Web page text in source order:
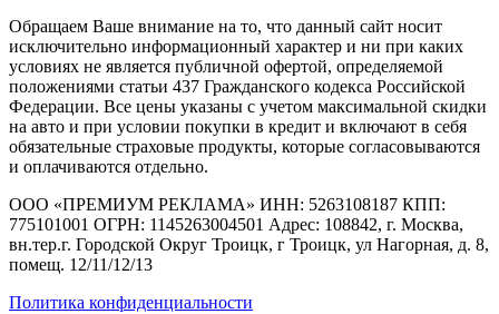
Обращаем Ваше внимание на то, что данный сайт носит
исключительно информационный характер и ни при каких
условиях не является публичной офертой, определяемой
положениями статьи 437 Гражданского кодекса Российской
Федерации. Все цены указаны с учетом максимальной скидки
на авто и при условии покупки в кредит и включают в себя
обязательные страховые продукты, которые согласовываются
и оплачиваются отдельно.
ООО «ПРЕМИУМ РЕКЛАМА» ИНН: 5263108187 КПП:
775101001 ОГРН: 1145263004501 Адрес: 108842, г. Москва,
вн.тер.г. Городской Округ Троицк, г Троицк, ул Нагорная, д. 8,
помещ. 12/11/12/13
Политика конфиденциальности